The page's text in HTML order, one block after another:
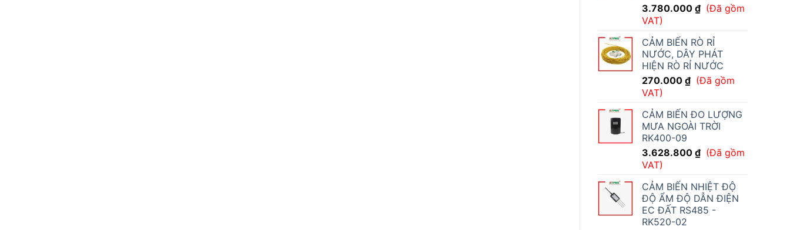
3.780.000 ₫ (Đã gồm
VAT)
CẢM BIẾN RÒ RỈ
NƯỚC, DÂY PHÁT
HIỆN RÒ RỈ NƯỚC
270.000 ₫ (Đã gồm
VAT)
CẢM BIẾN ĐO LƯỢNG
MƯA NGOÀI TRỜI
RK400-09
3.628.800 ₫ (Đã gồm
VAT)
CẢM BIẾN NHIỆT ĐỘ
ĐỘ ẨM ĐỘ DẪN ĐIỆN
EC ĐẤT RS485 -
RK520-02